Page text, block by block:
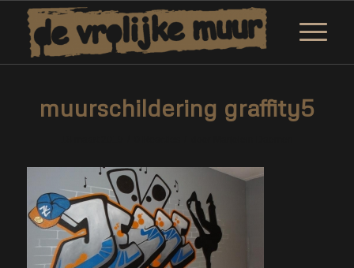
muurschildering graffity5